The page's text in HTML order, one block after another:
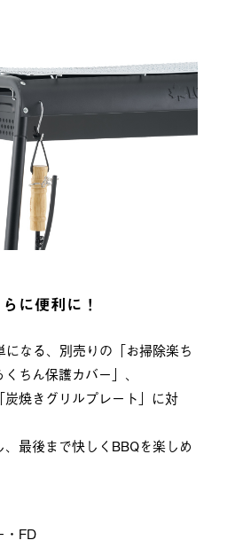
に便利に！
なる、別売りの「お掃除楽ち
ちん保護カバー」、
炭焼きグリルプレート」に対
最後まで快しくBBQを楽しめ
・FD